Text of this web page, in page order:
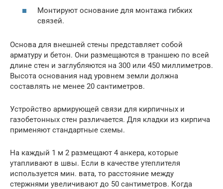
Монтируют основание для монтажа гибких
связей.
Основа для внешней стены представляет собой
арматуру и бетон. Они размещаются в траншею по всей
длине стен и заглубляются на 300 или 450 миллиметров.
Высота основания над уровнем земли должна
составлять не менее 20 сантиметров.
Устройство армирующей связи для кирпичных и
газобетонных стен различается. Для кладки из кирпича
применяют стандартные схемы.
На каждый 1 м 2 размещают 4 анкера, которые
утапливают в швы. Если в качестве утеплителя
используется мин. вата, то расстояние между
стержнями увеличивают до 50 сантиметров. Когда